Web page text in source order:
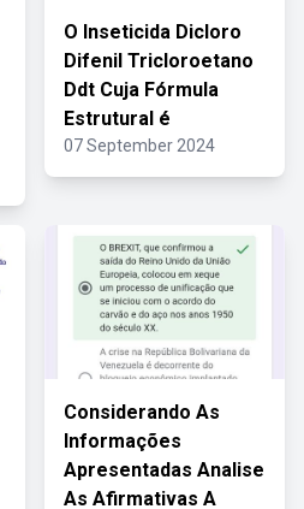
O Inseticida Dicloro
Difenil Tricloroetano
Ddt Cuja Fórmula
Estrutural é
07 September 2024
Considerando As
Informações
Apresentadas Analise
As Afirmativas A